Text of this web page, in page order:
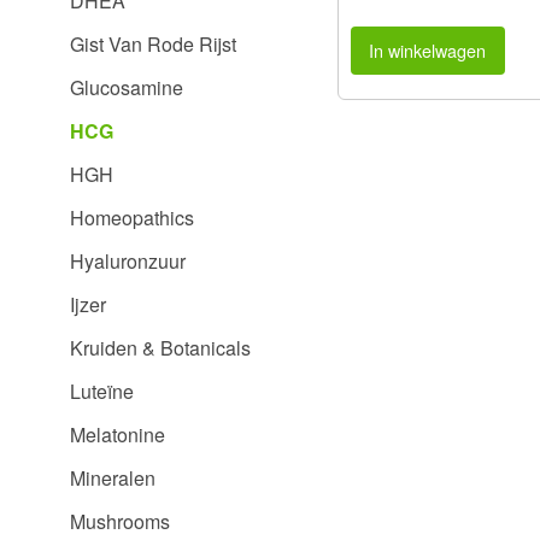
Gist Van Rode Rijst
Glucosamine
HCG
HGH
Homeopathics
Hyaluronzuur
Ijzer
Kruiden & Botanicals
Luteïne
Melatonine
Mineralen
Mushrooms
In winkelwagen